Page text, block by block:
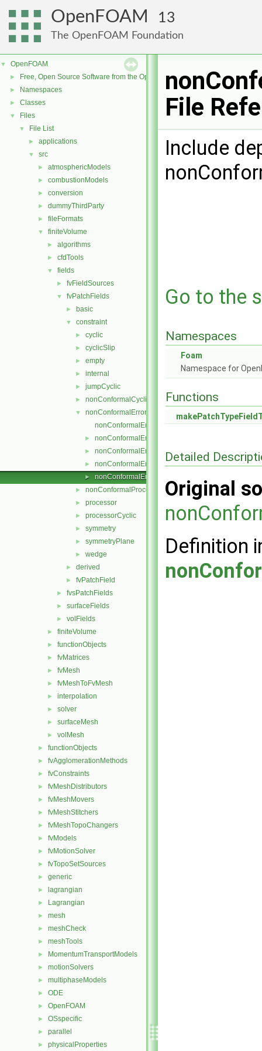
OpenFOAM 13
The OpenFOAM Foundation
▼ OpenFOAM
► Free, Open Source Software from the OpenFOAM Foundation
► Namespaces
► Classes
▼ Files
▼ File List
► applications
▼ src
► atmosphericModels
► combustionModels
► conversion
► dummyThirdParty
► fileFormats
▼ finiteVolume
► algorithms
► cfdTools
▼ fields
► fvFieldSources
▼ fvPatchFields
► basic
▼ constraint
► cyclic
► cyclicSlip
► empty
► internal
► jumpCyclic
► nonConformalCyclic
▼
nonConformalError
nonConformalErrorFvPatchField.C
► nonConformalErrorFvPatchField.H
► nonConformalErrorFvPatchFields.C
► nonConformalErrorFvPatchFields.H
► nonConformalErrorFvPatchFieldsFwd.H
► nonConformalProcessorCyclic
► processor
► processorCyclic
► symmetry
► symmetryPlane
► wedge
► derived
► fvPatchField
► fvsPatchFields
► surfaceFields
► volFields
► finiteVolume
► functionObjects
► fvMatrices
► fvMesh
► fvMeshToFvMesh
► interpolation
► solver
► surfaceMesh
► volMesh
► functionObjects
► fvAgglomerationMethods
► fvConstraints
► fvMeshDistributors
► fvMeshMovers
► fvMeshStitchers
► fvMeshTopoChangers
► fvModels
► fvMotionSolver
► fvTopoSetSources
► generic
► lagrangian
► Lagrangian
► mesh
► meshCheck
► meshTools
► MomentumTransportModels
► motionSolvers
► multiphaseModels
► ODE
► OpenFOAM
► OSspecific
► parallel
► physicalProperties
File
Include
Go to the
Namespaces
Foam
Namespace for
Functions
Detailed
Original
Definition